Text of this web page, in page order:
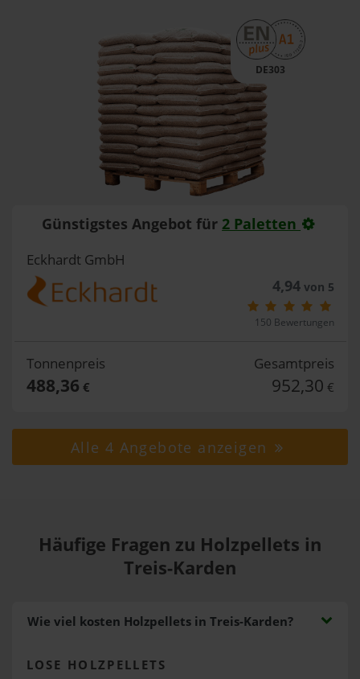
DE303
Günstigstes Angebot für 2 Paletten
Eckhardt GmbH
4,94von 5
150 Bewertungen
Tonnenpreis
488,36 €
Gesamtpreis
952,30 €
Alle 4 Angebote anzeigen
Häufige Fragen zu Holzpellets in
Treis-Karden
Wie viel kosten Holzpellets in Treis-Karden?
LOSE HOLZPELLETS